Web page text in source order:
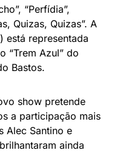
“Perfídia”,
Quizas, Quizas”. A
está representada
“Trem Azul” do
Bastos.
show pretende
a participação mais
Alec Santino e
ainda